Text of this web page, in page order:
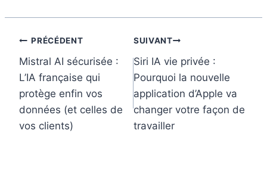
k
s
t
n
Navigation
de
l’article
PRÉCÉDENT
Mistral AI sécurisée :
L’IA française qui
protège enfin vos
données (et celles de
vos clients)
SUIVANT
Siri IA vie privée :
Pourquoi la nouvelle
application d’Apple va
changer votre façon de
travailler